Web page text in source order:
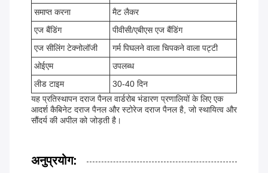
समाप्त करना
मैट लैकर
एज बैंडिंग
पीवीसी/एबीएस एज बैंडिंग
एज सीलिंग टेक्नोलॉजी
गर्म पिघलने वाला चिपकने वाला पट्टी
ओईएम
उपलब्ध
लीड टाइम
30-40 दिन
यह प्रतिस्थापन दराज पैनल वार्डरोब भंडारण प्रणालियों के लिए एक
आदर्श कैबिनेट दराज पैनल और स्टोरेज दराज पैनल है, जो स्थायित्व और
सौंदर्य की अपील को जोड़ती है।
अनुप्रयोग: